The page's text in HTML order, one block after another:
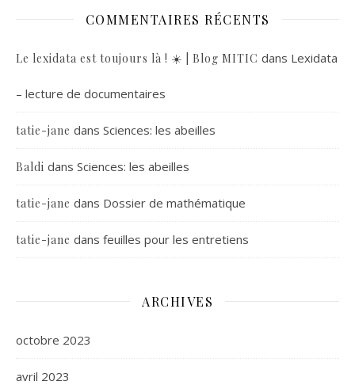
COMMENTAIRES RÉCENTS
Le lexidata est toujours là ! ☀️ | Blog MITIC dans Lexidata
– lecture de documentaires
tatie-jane dans Sciences: les abeilles
Baldi dans Sciences: les abeilles
tatie-jane dans Dossier de mathématique
tatie-jane dans feuilles pour les entretiens
ARCHIVES
octobre 2023
avril 2023